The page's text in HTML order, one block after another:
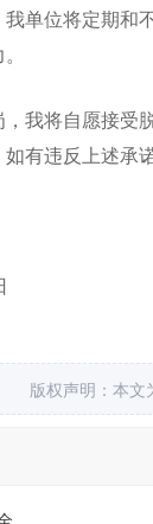
单位将定期和
我将自愿接受
有违反上述承
版权声明：本文